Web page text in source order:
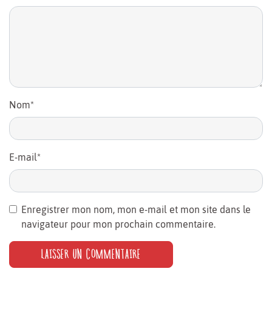
Nom*
E-mail*
Enregistrer mon nom, mon e-mail et mon site dans le
navigateur pour mon prochain commentaire.